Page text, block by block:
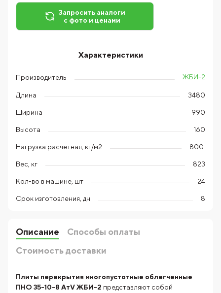
Запросить аналоги
с фото и ценами
Характеристики
Производитель ЖБИ-2
Длина 3480
Ширина 990
Высота 160
Нагрузка расчетная, кг/м2 800
Вес, кг 823
Кол-во в машине, шт 24
Срок изготовления, дн 8
Описание
Способы оплаты
Стоимость доставки
Плиты перекрытия многопустотные облегченные
ПНО 35-10-8 АтV ЖБИ-2 представляют собой